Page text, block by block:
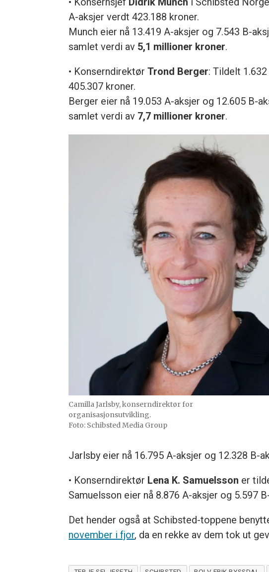
A-aksjer verdt 423.188 kroner.
Munch eier nå 13.419 A-aksjer og 7.543 B-
samlet verdi av 5,1 millioner kroner.
• KonserndirektørTrond Berger: Tildelt
405.307 kroner.
Berger eier nå 19.053 A-aksjer og 12.605 B-
samlet verdi av 7,7 millioner kroner.
Camilla Jarlsby, konserndirektør for
organisasjonsutvikling.
Foto: Schibsted Media Group
Jarlsby eier nå 16.795 A-aksjer og 12.328 B-
• Konserndirektør Lena K. Samuelsson er
Samuelsson eier nå 8.876 A-aksjer og 5.597
Det hender også at Schibsted-toppene
november i fjor, da en rekke av dem tok ut